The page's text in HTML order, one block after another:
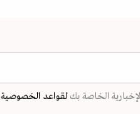
الخاصة بكلقواعد الخصوصية